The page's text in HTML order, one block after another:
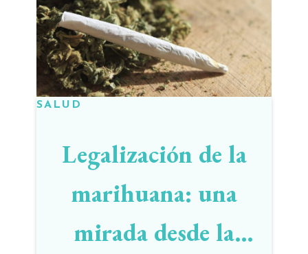
SALUD
Legalización de la
marihuana: una
mirada desde la